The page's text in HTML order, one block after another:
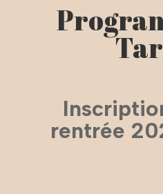
rentrée